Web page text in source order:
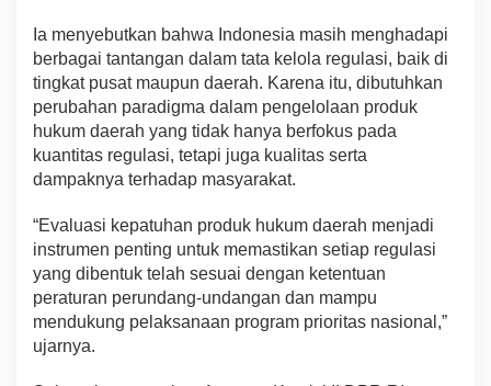
Ia menyebutkan bahwa Indonesia masih menghadapi
berbagai tantangan dalam tata kelola regulasi, baik di
tingkat pusat maupun daerah. Karena itu, dibutuhkan
perubahan paradigma dalam pengelolaan produk
hukum daerah yang tidak hanya berfokus pada
kuantitas regulasi, tetapi juga kualitas serta
dampaknya terhadap masyarakat.
“Evaluasi kepatuhan produk hukum daerah menjadi
instrumen penting untuk memastikan setiap regulasi
yang dibentuk telah sesuai dengan ketentuan
peraturan perundang-undangan dan mampu
mendukung pelaksanaan program prioritas nasional,”
ujarnya.